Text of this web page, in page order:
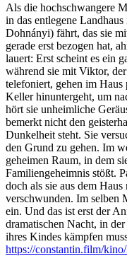
Als die hochschwangere
in das entlegene
Dohnányi) fährt, das sie
gerade erst bezogen hat,
lauert: Erst scheint es ein
während sie mit Viktor,
telefoniert, gehen im
Keller hinuntergeht, um
hört sie unheimliche
bemerkt nicht den
Dunkelheit steht. Sie
den Grund zu gehen. Im
geheimen Raum, in dem
Familiengeheimnis stößt.
doch als sie aus dem
verschwunden. Im selben
ein. Und das ist erst der
dramatischen Nacht, in
ihres Kindes kämpfen
https://constantin.film/